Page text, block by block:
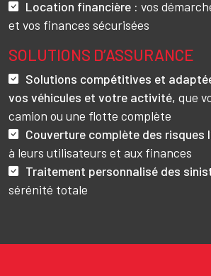
Location financière : vos
et vos finances sécurisées
SOLUTIONS D’ASSURANCE
Solutions compétitives et
vos véhicules et votre activité, que
camion ou une flotte complète
Couverture complète des risques
à leurs utilisateurs et aux finances
Traitement personnalisé des
sérénité totale